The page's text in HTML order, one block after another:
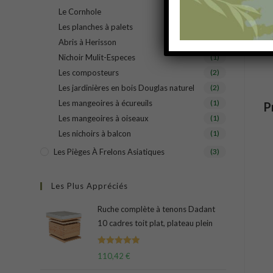
Le Cornhole (1)
Les planches à palets
Abris à Herisson (1)
Nichoir Mulit-Especes (1)
Les composteurs (2)
Les jardinières en bois Douglas naturel (2)
Les mangeoires à écureuils (1)
Les mangeoires à oiseaux (1)
Les nichoirs à balcon (1)
Les Pièges À Frelons Asiatiques (3)
Les Plus Appréciés
Ruche complète à tenons Dadant
10 cadres toit plat, plateau plein
Note
5.00
110,42€